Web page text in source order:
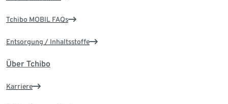
Tchibo MOBIL FAQs
Entsorgung / Inhaltsstoffe
Über Tchibo
Karriere